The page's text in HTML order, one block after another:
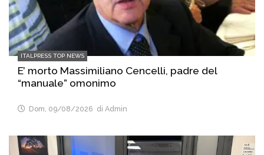
ITALPRESS TOP NEWS
E’ morto Massimiliano Cencelli, padre del
“manuale” omonimo
Dom, 09/08/2026 di Admin